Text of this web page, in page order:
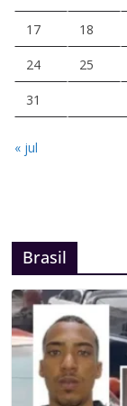
17 18
24 25
31
« jul
Brasil